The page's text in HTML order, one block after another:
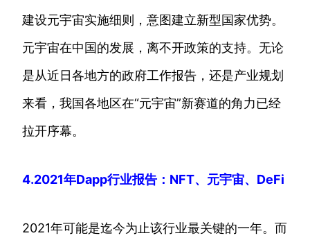
建设元宇宙实施细则，意图建立新型国家优势。
元宇宙在中国的发展，离不开政策的支持。无论
是从近日各地方的政府工作报告，还是产业规划
来看，我国各地区在“元宇宙”新赛道的角力已经
拉开序幕。
4.2021年Dapp行业报告：NFT、元宇宙、DeFi
2021年可能是迄今为止该行业最关键的一年。而